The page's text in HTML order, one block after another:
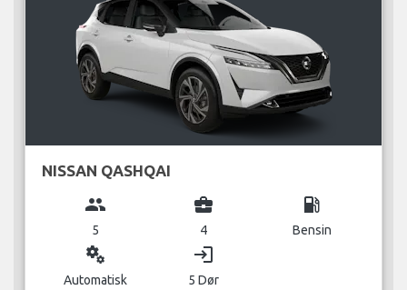
NISSAN QASHQAI
group
5
business_center
4
local_gas_station
Bensin
miscellaneous_services
Automatisk
login
5 Dør